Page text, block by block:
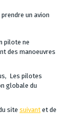
un avion
pilote ne
des manoeuvres
Les pilotes
globale du
site suivant et de